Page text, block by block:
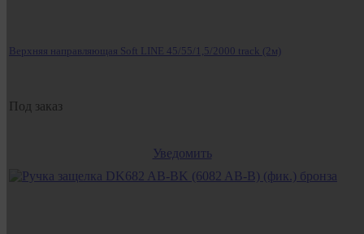
Верхняя направляющая Soft LINE 45/55/1,5/2000 track (2м)
Под заказ
Уведомить